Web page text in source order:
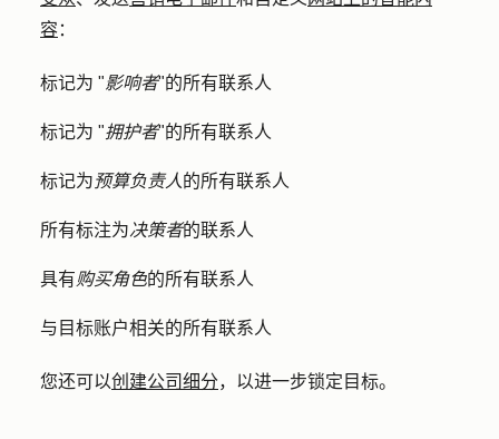
容：
标记为 "影响者"的所有联系人
标记为 "拥护者"的所有联系人
标记为预算负责人的所有联系人
所有标注为决策者的联系人
具有购买角色的所有联系人
与目标账户相关的所有联系人
您还可以创建公司细分，以进一步锁定目标。